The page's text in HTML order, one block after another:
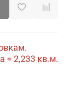
= 2,233 кв.м.